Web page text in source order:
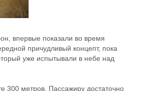
впервые показали во время
причудливый концепт, пока
уже испытывали в небе над
300 метров. Пассажиру достаточно